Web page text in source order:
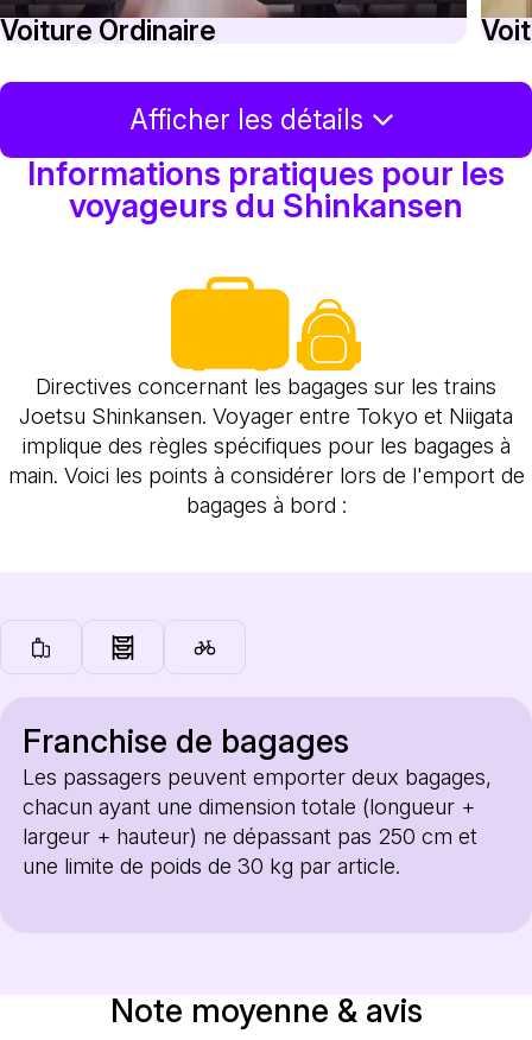
Voiture Ordinaire
Afficher les détails
Informations pratiques pour les
voyageurs du Shinkansen
Directives concernant les bagages sur les trains
Joetsu Shinkansen. Voyager entre Tokyo et Niigata
implique des règles spécifiques pour les bagages à
main. Voici les points à considérer lors de l'emport de
bagages à bord :
Franchise de bagages
Les passagers peuvent emporter deux bagages,
chacun ayant une dimension totale (longueur +
largeur + hauteur) ne dépassant pas 250 cm et
une limite de poids de 30 kg par article.
Note moyenne & avis